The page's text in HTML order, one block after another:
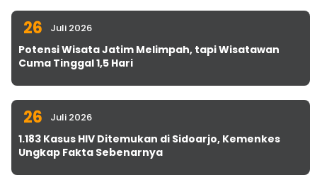
26 Juli 2026
Potensi Wisata Jatim Melimpah, tapi Wisatawan
Cuma Tinggal 1,5 Hari
26 Juli 2026
1.183 Kasus HIV Ditemukan di Sidoarjo, Kemenkes
Ungkap Fakta Sebenarnya